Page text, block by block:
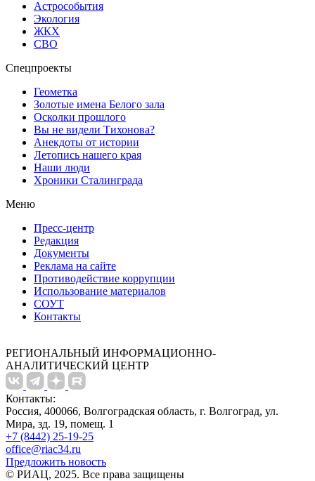
Астрособытия
Экология
ЖКХ
СВО
Спецпроекты
Геометка
Золотые имена Белого зала
Осколки прошлого
Вы не видели Тихонова?
Анекдоты от истории
Летопись нашего края
Наши люди
Хроники Сталинграда
Меню
Пресс-центр
Редакция
Документы
Реклама на сайте
Противодействие коррупции
Использование материалов
СОУТ
Контакты
РЕГИОНАЛЬНЫЙ ИНФОРМАЦИОННО-
АНАЛИТИЧЕСКИЙ ЦЕНТР
Контакты:
Россия, 400066, Волгоградская область, г. Волгоград, ул.
Мира, зд. 19, помещ. 1
+7 (8442) 25-19-25
office@riac34.ru
Предложить новость
© РИАЦ, 2025. Все права защищены